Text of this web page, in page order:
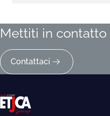
Mettiti in contatto
Contattaci